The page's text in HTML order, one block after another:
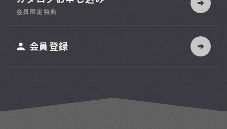
会員限定特典
会員登録